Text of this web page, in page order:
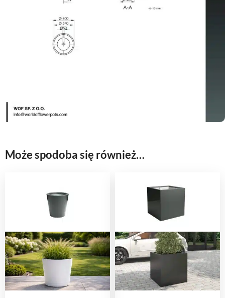
Może spodoba się również…